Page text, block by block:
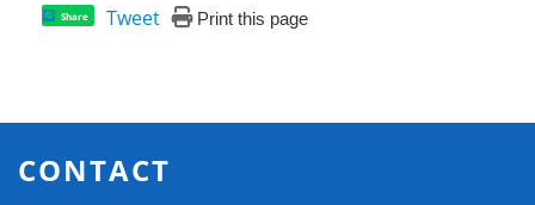
Share Tweet Print this page
CONTACT